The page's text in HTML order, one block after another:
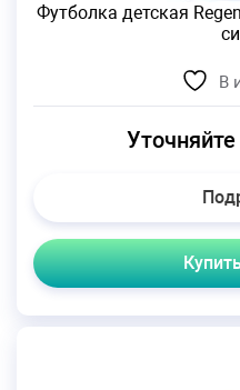
Футболка детская
В